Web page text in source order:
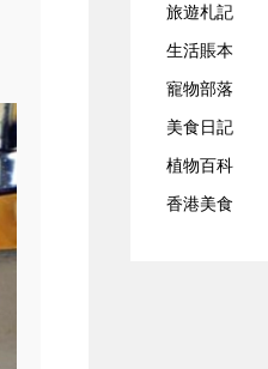
旅遊札記
生活賬本
寵物部落
美食日記
植物百科
香港美食